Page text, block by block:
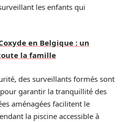
les enfants qui
en Belgique : un
la famille
des surveillants formés sont
garantir la tranquillité des
aménagées facilitent le
la piscine accessible à